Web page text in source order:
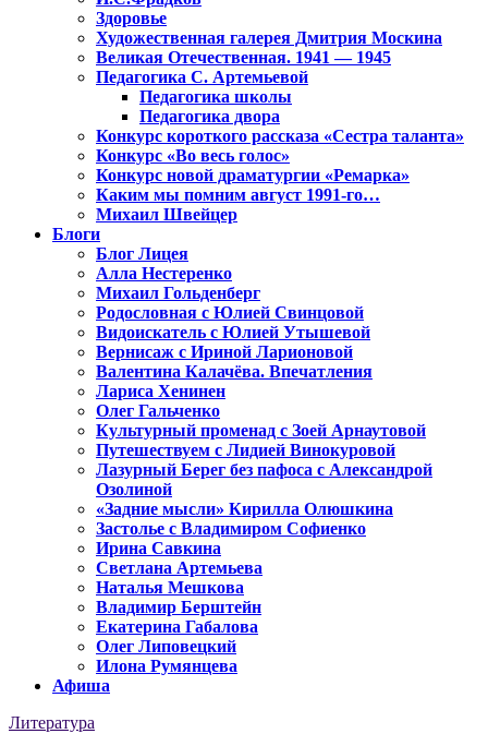
Здоровье
Художественная галерея Дмитрия Москина
Великая Отечественная. 1941 — 1945
Педагогика С. Артемьевой
Педагогика школы
Педагогика двора
Конкурс короткого рассказа «Сестра таланта»
Конкурс «Во весь голос»
Конкурс новой драматургии «Ремарка»
Каким мы помним август 1991-го…
Михаил Швейцер
Блоги
Блог Лицея
Алла Нестеренко
Михаил Гольденберг
Родословная с Юлией Свинцовой
Видоискатель с Юлией Утышевой
Вернисаж с Ириной Ларионовой
Валентина Калачёва. Впечатления
Лариса Хенинен
Олег Гальченко
Культурный променад с Зоей Арнаутовой
Путешествуем с Лидией Винокуровой
Лазурный Берег без пафоса с Александрой
Озолиной
«Задние мысли» Кирилла Олюшкина
Застолье с Владимиром Софиенко
Ирина Савкина
Светлана Артемьева
Наталья Мешкова
Владимир Берштейн
Екатерина Габалова
Олег Липовецкий
Илона Румянцева
Афиша
Литература